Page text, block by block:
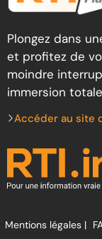
Plongez dans
et profitez de
moindre
immersion
Accéder au site
Mentions légales |